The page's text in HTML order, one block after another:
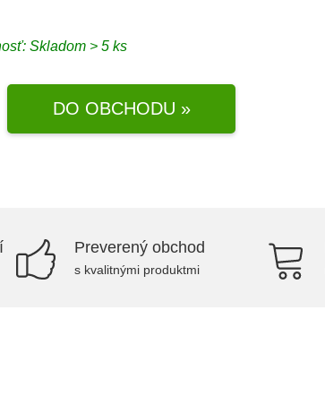
Skladom > 5 ks
DO OBCHODU »
Preverený obchod
s kvalitnými produktmi